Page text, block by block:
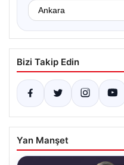
Bizi Takip Edin
Yan Manşet